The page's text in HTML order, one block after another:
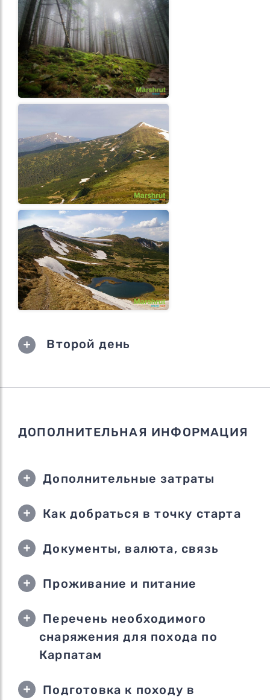
Второй день
ДОПОЛНИТЕЛЬНАЯ ИНФОРМАЦИЯ
Дополнительные затраты
Как добраться в точку старта
Документы, валюта, связь
Проживание и питание
Перечень необходимого
снаряжения для похода по
Карпатам
Подготовка к походу в